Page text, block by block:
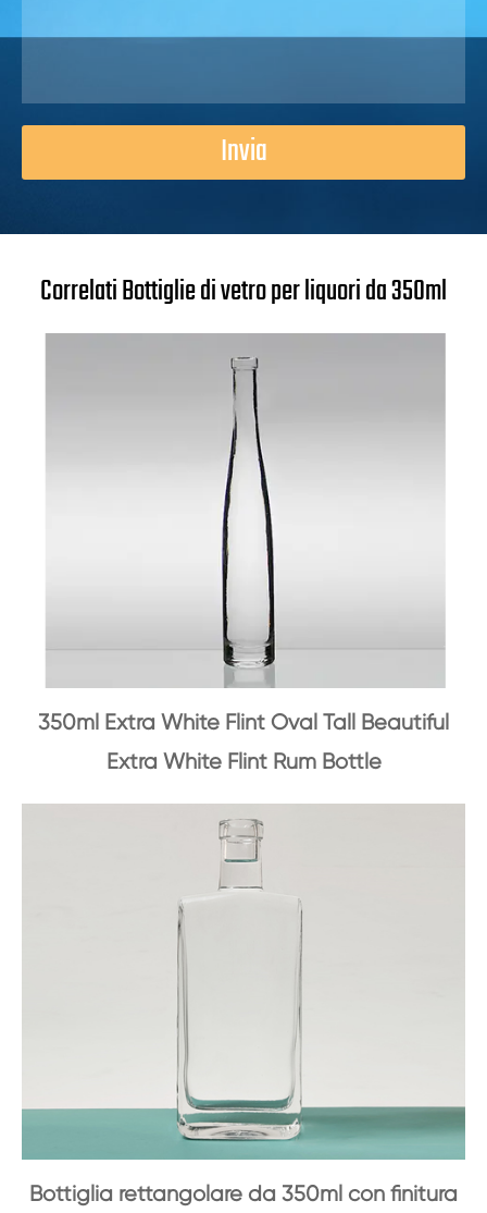
Invia
Correlati Bottiglie di vetro per liquori da 350ml
350ml Extra White Flint Oval Tall Beautiful
Extra White Flint Rum Bottle
Bottiglia rettangolare da 350ml con finitura